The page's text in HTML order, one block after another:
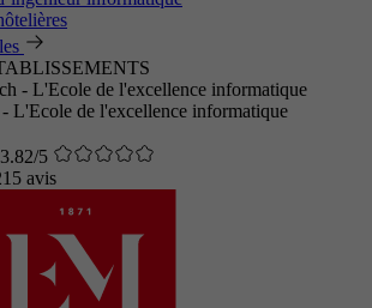
L'Ecole de l'excellence informatique
5
avis